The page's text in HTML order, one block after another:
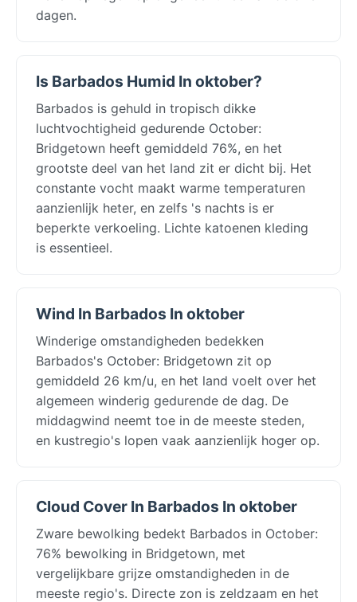
dagen.
Is Barbados Humid In oktober?
Barbados is gehuld in tropisch dikke
luchtvochtigheid gedurende October:
Bridgetown heeft gemiddeld 76%, en het
grootste deel van het land zit er dicht bij. Het
constante vocht maakt warme temperaturen
aanzienlijk heter, en zelfs 's nachts is er
beperkte verkoeling. Lichte katoenen kleding
is essentieel.
Wind In Barbados In oktober
Winderige omstandigheden bedekken
Barbados's October: Bridgetown zit op
gemiddeld 26 km/u, en het land voelt over het
algemeen winderig gedurende de dag. De
middagwind neemt toe in de meeste steden,
en kustregio's lopen vaak aanzienlijk hoger op.
Cloud Cover In Barbados In oktober
Zware bewolking bedekt Barbados in October:
76% bewolking in Bridgetown, met
vergelijkbare grijze omstandigheden in de
meeste regio's. Directe zon is zeldzaam en het